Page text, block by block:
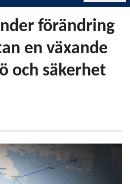
förändring
en växande
och säkerhet